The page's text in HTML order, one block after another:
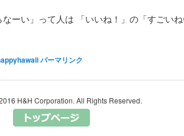
なーい」って人は 「いいね！」の「すごいね
パーマリンク
H&H Corporation. All Rights Reserved.